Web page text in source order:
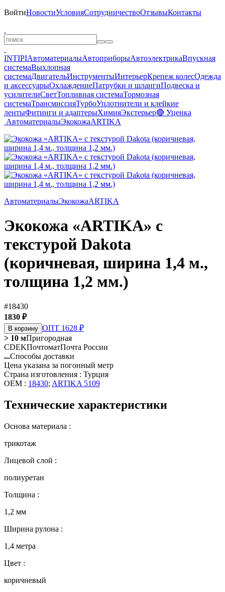
ВойтиНовостиУсловияСотрудничествоОтзывыКонтакты
INTIPIАвтоматериалыАвтоприборыАвтоэлектрикаВпускная
системаВыхлопная
системаДвигательИнструментыИнтерьерКрепеж колесОдежда
и аксессуарыОхлаждениеПатрубки и шлангиПодвеска и
усилителиСветТопливная системаТормозная
системаТрансмиссияТурбоУплотнители и клейкие
лентыФитинги и адаптерыХимияЭкстерьер🔴 Уценка
АвтоматериалыЭкокожаARTIKA
АвтоматериалыЭкокожаARTIKA
Экокожа «ARTIKA» с
текстурой Dakota
(коричневая, ширина 1,4 м.,
толщина 1,2 мм.)
#18430
1830 ₽
В корзину ОПТ 1628 ₽
> 10 мПригородная
CDEKПочтоматПочта России
...Способы доставки
Цена указана за погонный метр
Страна изготовления : Турция
OEM : 18430; ARTIKA 5109
Технические характеристики
Основа материала :
трикотаж
Лицевой слой :
полиуретан
Толщина :
1,2 мм
Ширина рулона :
1,4 метра
Цвет :
коричневый